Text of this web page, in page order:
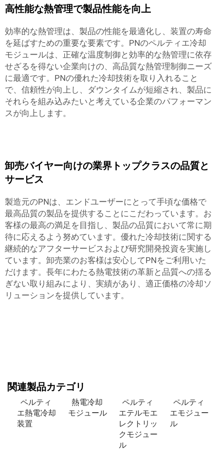
高性能な熱管理で製品性能を向上
効率的な熱管理は、製品の性能を最適化し、装置の寿命
を延ばすための重要な要素です。PNのペルティエ冷却
モジュールは、正確な温度制御と効率的な熱管理に依存
せざるを得ない企業向けの、高品質な熱管理制御ニーズ
に最適です。PNの優れた冷却技術を取り入れること
で、信頼性が向上し、ダウンタイムが短縮され、製品に
それらを組み込みたいと考えている企業のパフォーマン
スが向上します。
卸売バイヤー向けの業界トップクラスの品質と
サービス
製造元のPNは、エンドユーザーにとって手頃な価格で
最高品質の製品を提供することにこだわっています。お
客様の最高の満足を目指し、製品の品質において常に期
待に応えるよう努めています。優れた冷却技術に関する
継続的なアフターサービスおよび研究開発投資を実施し
ています。卸売業のお客様は安心してPNをご利用いた
だけます。長年にわたる熱電技術の革新と品質への揺る
ぎない取り組みにより、実績があり、適正価格の冷却ソ
リューションを提供しています。
関連製品カテゴリ
ペルティ
エ熱電冷却
装置
熱電冷却
モジュール
ペルティ
エテルモエ
レクトリッ
クモジュー
ル
ペルティ
エモジュー
ル